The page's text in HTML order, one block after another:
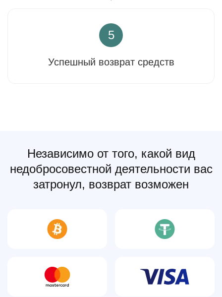
5
Успешный возврат средств
Независимо от того, какой вид
недобросовестной деятельности вас
затронул, возврат возможен